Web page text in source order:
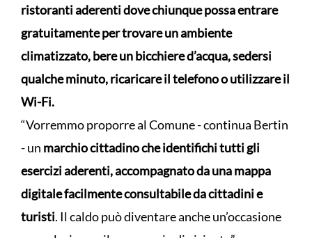
ristoranti aderenti dove chiunque possa entrare
gratuitamente per trovare un ambiente
climatizzato, bere un bicchiere d’acqua, sedersi
qualche minuto, ricaricare il telefono o utilizzare il
Wi-Fi.
“Vorremmo proporre al Comune - continua Bertin
- un marchio cittadino che identifichi tutti gli
esercizi aderenti, accompagnato da una mappa
digitale facilmente consultabile da cittadini e
turisti. Il caldo può diventare anche un’occasione